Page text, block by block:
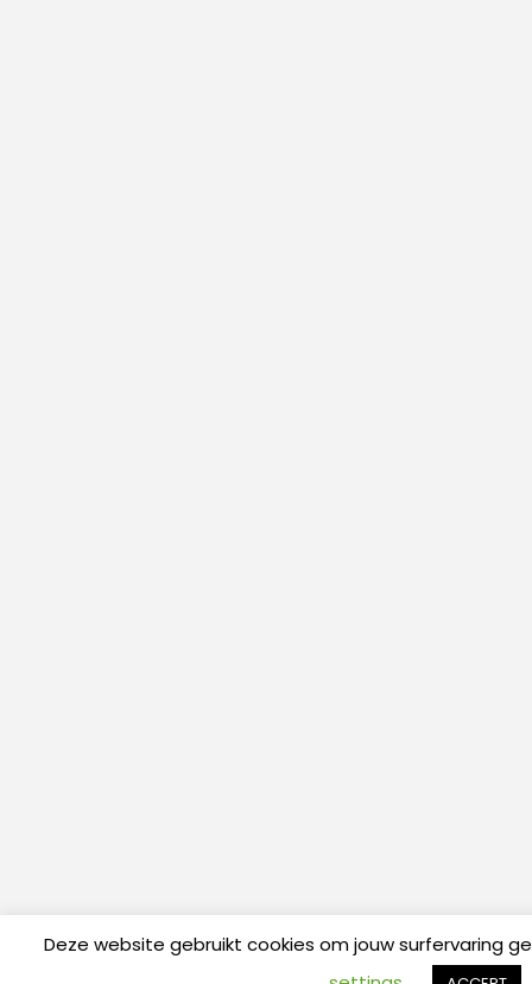
Deze website gebruikt cookies om jouw surfervaring